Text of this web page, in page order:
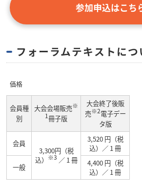
参加申込はこち
フォーラムテキストにつ
価格
会員種
別
大会会場販売※
1冊子版
大会終了後販
売※2電子デー
タ版
会員
3,300円（税
込） ※3 ／ 1 冊
3,520 円（税
込）／ 1 冊
一般
4,400 円（税
込）／ 1 冊